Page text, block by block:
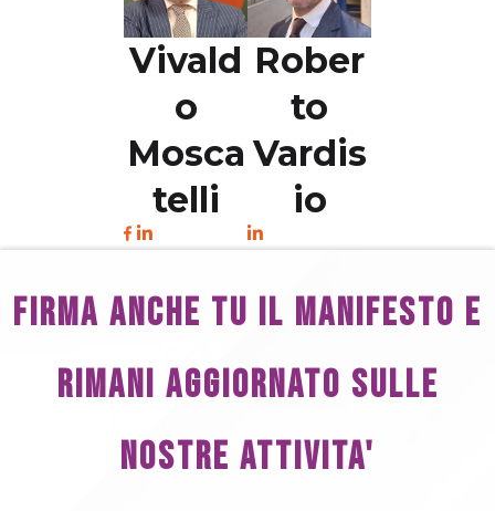
Vivald
o
Mosca
telli
Rober
to
Vardis
io
FIRMA ANCHE TU IL MANIFESTO E
RIMANI AGGIORNATO SULLE
NOSTRE ATTIVITA'